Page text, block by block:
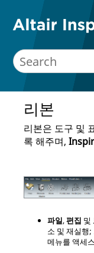
리본
리본은 도구 및
록 해주며,
파일,편집 및
소 및 재실행
메뉴를 액세